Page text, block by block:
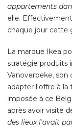
appartements
elle.
chaque jour cette
La marque Ikea
stratégie produits
Vanoverbeke, son
adapter l'offre à la
imposée à ce
après avoir visité
des lieux l'avait